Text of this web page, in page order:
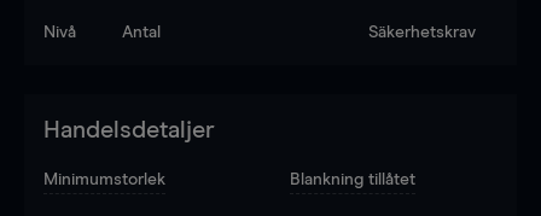
Nivå Antal Säkerhetskrav
Handelsdetaljer
Minimumstorlek Blankning tillåtet